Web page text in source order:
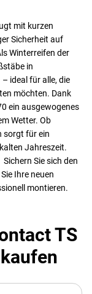
mit kurzen
Sicherheit auf
Winterreifen der
in
ideal für alle, die
möchten. Dank
ein ausgewogenes
Wetter. Ob
sorgt für ein
Jahreszeit.
Sie sich den
Ihre neuen
montieren.
TS